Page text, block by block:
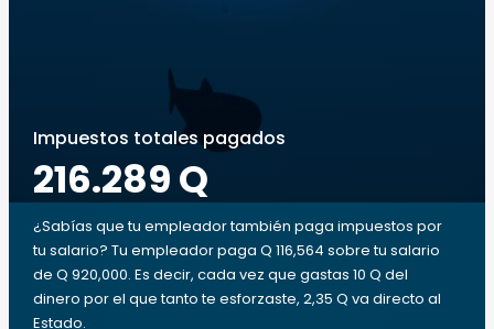
Impuestos totales pagados
216.289 Q
¿Sabías que tu empleador también paga impuestos por
tu salario? Tu empleador paga Q 116,564 sobre tu salario
de Q 920,000. Es decir, cada vez que gastas 10 Q del
dinero por el que tanto te esforzaste, 2,35 Q va directo al
Estado.